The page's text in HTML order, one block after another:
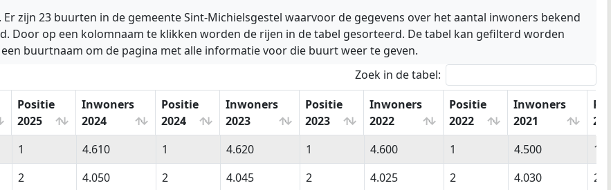
zijn 23 buurten in de gemeente Sint-Michielsgestel waarvoor de gegevens over het aantal inwoners bekend
Door op een kolomnaam te klikken worden de rijen in de tabel gesorteerd. De tabel kan gefilterd worden
buurtnaam om de pagina met alle informatie voor die buurt weer te geven.
Zoek in de tabel:
Positie
2025
Inwoners
2024
Positie
2024
Inwoners
2023
Positie
2023
Inwoners
2022
Positie
2022
Inwoners
2021
Positie
2025
Inwoners
2024
Positie
2024
Inwoners
2023
Positie
2023
Inwoners
2022
Positie
2022
Inwoners
2021
1 4.610 1 4.620 1 4.600 1 4.500
1
2 4.050 2 4.045 2 4.025 2 4.030
2